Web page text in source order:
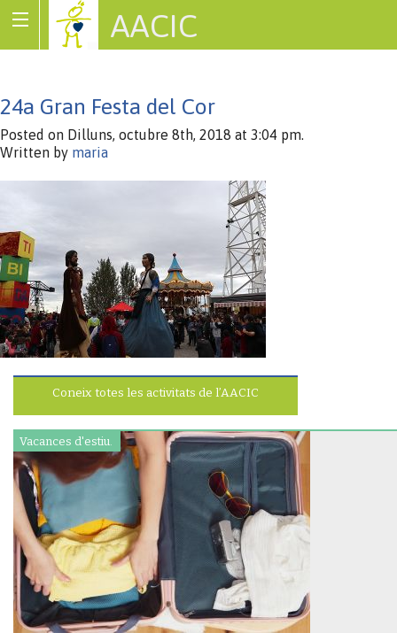
AACIC
24a Gran Festa del Cor
Posted on Dilluns, octubre 8th, 2018 at 3:04 pm.
Written by maria
Coneix totes les activitats de l’AACIC
Vacances d'estiu.